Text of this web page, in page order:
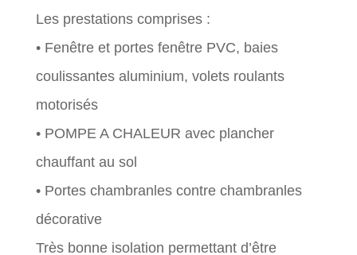
Les prestations comprises :
• Fenêtre et portes fenêtre PVC, baies
coulissantes aluminium, volets roulants
motorisés
• POMPE A CHALEUR avec plancher
chauffant au sol
• Portes chambranles contre chambranles
décorative
Très bonne isolation permettant d’être